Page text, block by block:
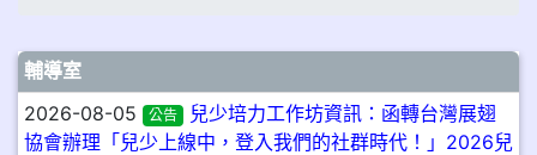
文章列表
輔導室
2026-08-05 公告
兒少培力工作坊資訊：函轉台灣展翅
協會辦理「兒少上線中，登入我們的社群時代！」2026兒